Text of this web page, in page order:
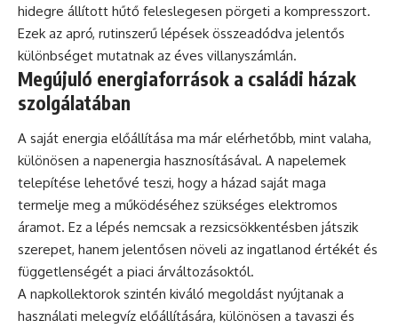
hidegre állított hűtő feleslegesen pörgeti a kompresszort.
Ezek az apró, rutinszerű lépések összeadódva jelentős
különbséget mutatnak az éves villanyszámlán.
Megújuló energiaforrások a családi házak
szolgálatában
A saját energia előállítása ma már elérhetőbb, mint valaha,
különösen a napenergia hasznosításával. A napelemek
telepítése lehetővé teszi, hogy a házad saját maga
termelje meg a működéséhez szükséges elektromos
áramot. Ez a lépés nemcsak a rezsicsökkentésben játszik
szerepet, hanem jelentősen növeli az ingatlanod értékét és
függetlenségét a piaci árváltozásoktól.
A napkollektorok szintén kiváló megoldást nyújtanak a
használati melegvíz előállítására, különösen a tavaszi és